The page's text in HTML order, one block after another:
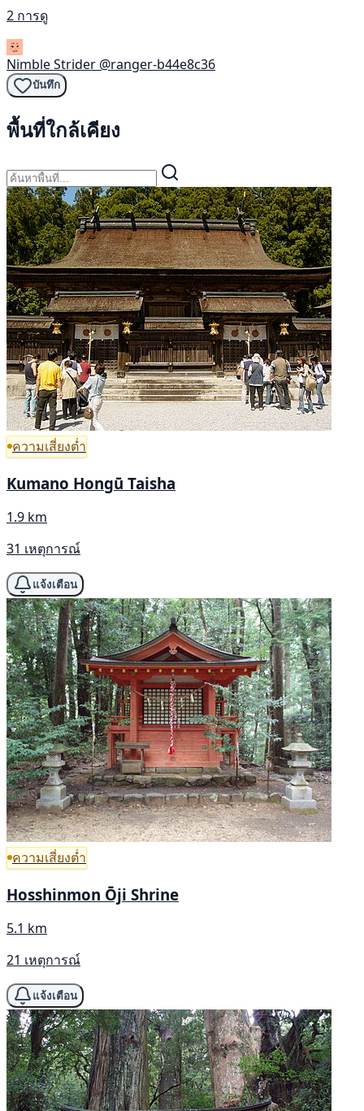
2 การดู
Nimble Strider @ranger-b44e8c36
บันทึก
พื้นที่ใกล้เคียง
ความเสี่ยงต่ำ
Kumano Hongū Taisha
1.9 km
31 เหตุการณ์
แจ้งเตือน
ความเสี่ยงต่ำ
Hosshinmon Ōji Shrine
5.1 km
21 เหตุการณ์
แจ้งเตือน